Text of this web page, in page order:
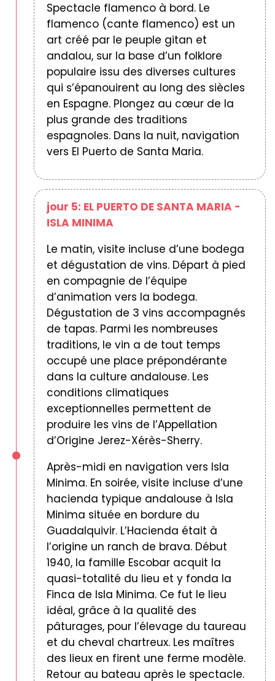
Spectacle flamenco à bord. Le
flamenco (cante flamenco) est un
art créé par le peuple gitan et
andalou, sur la base d’un folklore
populaire issu des diverses cultures
qui s’épanouirent au long des siècles
en Espagne. Plongez au cœur de la
plus grande des traditions
espagnoles. Dans la nuit, navigation
vers El Puerto de Santa Maria.
jour 5: EL PUERTO DE SANTA MARIA -
ISLA MINIMA
Le matin, visite incluse d’une bodega
et dégustation de vins. Départ à pied
en compagnie de l’équipe
d’animation vers la bodega.
Dégustation de 3 vins accompagnés
de tapas. Parmi les nombreuses
traditions, le vin a de tout temps
occupé une place prépondérante
dans la culture andalouse. Les
conditions climatiques
exceptionnelles permettent de
produire les vins de l’Appellation
d’Origine Jerez-Xérès-Sherry.
Après-midi en navigation vers Isla
Minima. En soirée, visite incluse d’une
hacienda typique andalouse à Isla
Minima située en bordure du
Guadalquivir. L’Hacienda était à
l’origine un ranch de brava. Début
1940, la famille Escobar acquit la
quasi-totalité du lieu et y fonda la
Finca de Isla Minima. Ce fut le lieu
idéal, grâce à la qualité des
pâturages, pour l’élevage du taureau
et du cheval chartreux. Les maîtres
des lieux en firent une ferme modèle.
Retour au bateau après le spectacle.